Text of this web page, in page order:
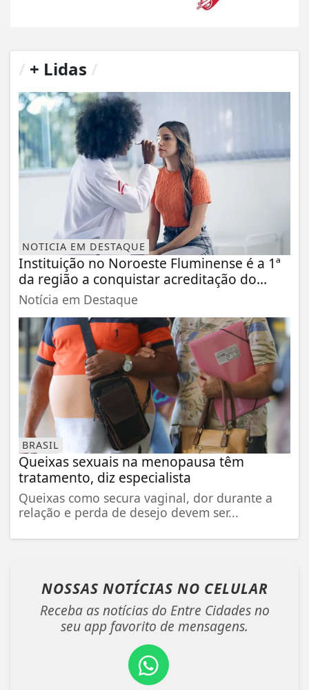
+ Lidas
NOTICIA EM DESTAQUE
Instituição no Noroeste Fluminense é a 1ª
da região a conquistar acreditação do...
Notícia em Destaque
BRASIL
Queixas sexuais na menopausa têm
tratamento, diz especialista
Queixas como secura vaginal, dor durante a
relação e perda de desejo devem ser...
NOSSAS NOTÍCIAS NO CELULAR
Receba as notícias do Entre Cidades no
seu app favorito de mensagens.